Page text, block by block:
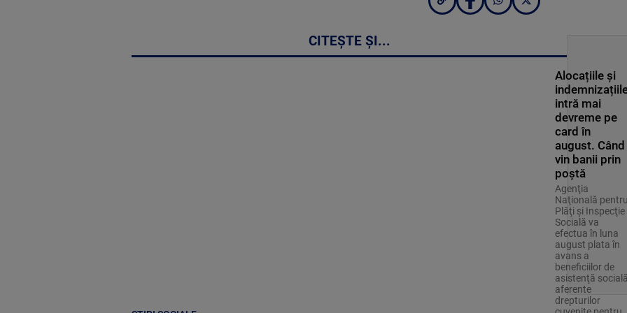
CITEȘTE ȘI...
Alocațiile și
intră mai
devreme pe
card în
august. Când
vin banii prin
poștă
Agenţia
Naţională pentru
Plăţi şi Inspecţie
Socială va
efectua în luna
august plata în
avans a
beneficiilor de
asistenţă socială
aferente
drepturilor